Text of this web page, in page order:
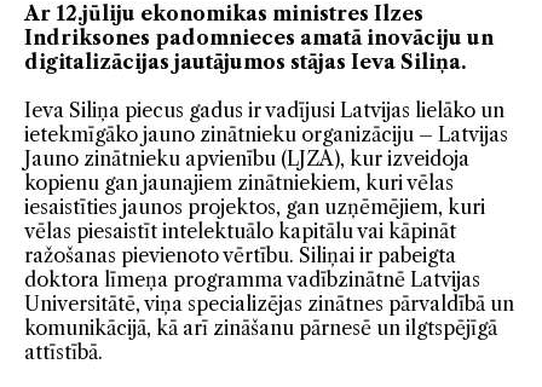
Ar 12.jūliju ekonomikas ministres Ilzes
Indriksones padomnieces amatā inovāciju un
digitalizācijas jautājumos stājas Ieva Siliņa.
Ieva Siliņa piecus gadus ir vadījusi Latvijas lielāko un
ietekmīgāko jauno zinātnieku organizāciju – Latvijas
Jauno zinātnieku apvienību (LJZA), kur izveidoja
kopienu gan jaunajiem zinātniekiem, kuri vēlas
iesaistīties jaunos projektos, gan uzņēmējiem, kuri
vēlas piesaistīt intelektuālo kapitālu vai kāpināt
ražošanas pievienoto vērtību. Siliņai ir pabeigta
doktora līmeņa programma vadībzinātnē Latvijas
Universitātē, viņa specializējas zinātnes pārvaldībā un
komunikācijā, kā arī zināšanu pārnesē un ilgtspējīgā
attīstībā.